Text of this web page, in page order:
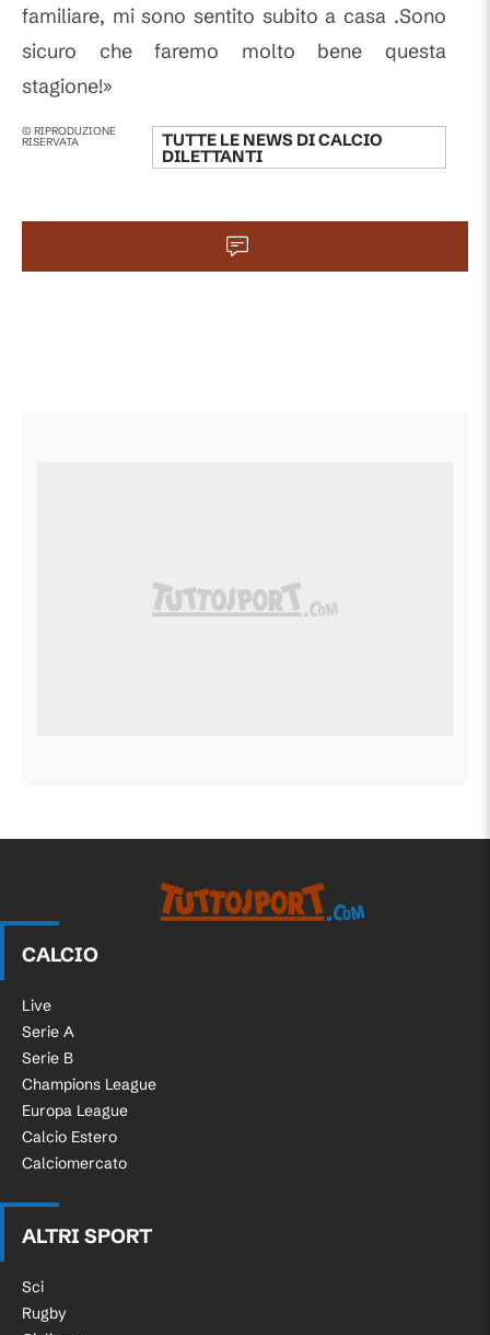
familiare, mi sono sentito subito a casa .Sono
sicuro che faremo molto bene questa
stagione!»
© RIPRODUZIONE
RISERVATA TUTTE LE NEWS DICALCIO
DILETTANTI
CALCIO
Live
Serie A
Serie B
Champions League
Europa League
Calcio Estero
Calciomercato
ALTRI SPORT
Sci
Rugby